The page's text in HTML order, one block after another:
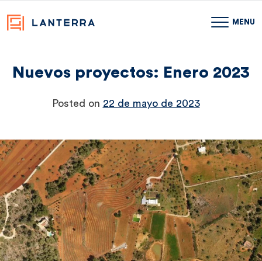
Skip
MENU
Nuevos proyectos: Enero 2023
Posted on 22 de mayo de 2023